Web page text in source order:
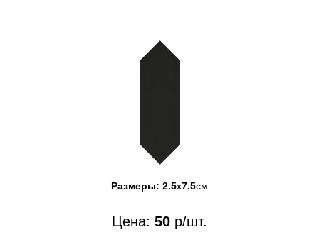
Размеры: 2.5x7.5см
Цена: 50 р/шт.